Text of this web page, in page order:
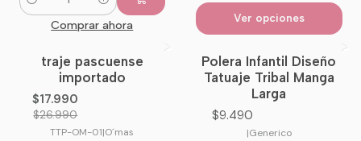
Cantidad
Comprar ahora
Ver opciones
-33%OFF
traje pascuense
importado
$17.990
$26.990
TTP-OM-01|O´mas
Polera Infantil Diseño
Tatuaje Tribal Manga
Larga
$9.490
|Generico